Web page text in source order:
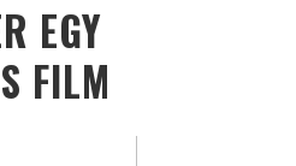
EGY
FILM